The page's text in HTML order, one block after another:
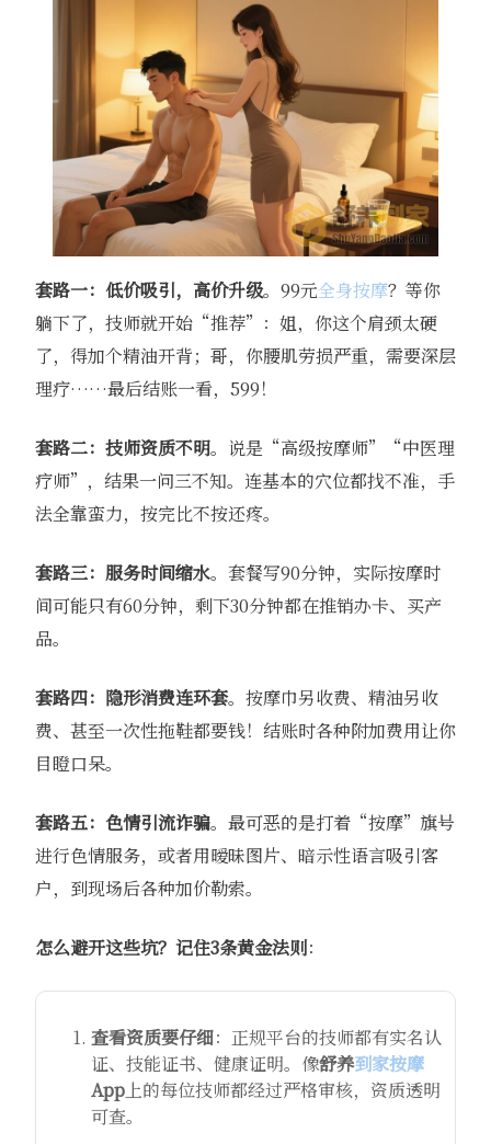
套路一：低价吸引，高价升级。99元全身按摩？等你
躺下了，技师就开始“推荐”：姐，你这个肩颈太硬
了，得加个精油开背；哥，你腰肌劳损严重，需要深层
理疗……最后结账一看，599！
套路二：技师资质不明。说是“高级按摩师”“中医理
疗师”，结果一问三不知。连基本的穴位都找不准，手
法全靠蛮力，按完比不按还疼。
套路三：服务时间缩水。套餐写90分钟，实际按摩时
间可能只有60分钟，剩下30分钟都在推销办卡、买产
品。
套路四：隐形消费连环套。按摩巾另收费、精油另收
费、甚至一次性拖鞋都要钱！结账时各种附加费用让你
目瞪口呆。
套路五：色情引流诈骗。最可恶的是打着“按摩”旗号
进行色情服务，或者用暧昧图片、暗示性语言吸引客
户，到现场后各种加价勒索。
怎么避开这些坑？记住3条黄金法则：
查看资质要仔细：正规平台的技师都有实名认
证、技能证书、健康证明。像舒养到家按摩
App上的每位技师都经过严格审核，资质透明
可查。